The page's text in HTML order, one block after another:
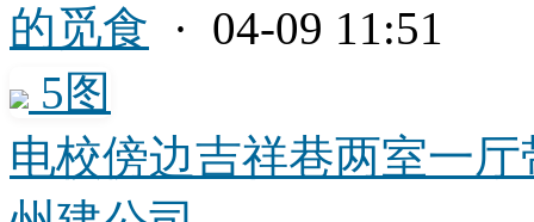
的觅食
· 04-09 11:51
5图
电校傍边吉祥巷两室一